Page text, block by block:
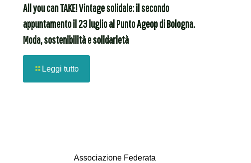
All you can TAKE! Vintage solidale: il secondo
appuntamento il 23 luglio al Punto Ageop di Bologna.
Moda, sostenibilità e solidarietà
Leggi tutto
Associazione Federata